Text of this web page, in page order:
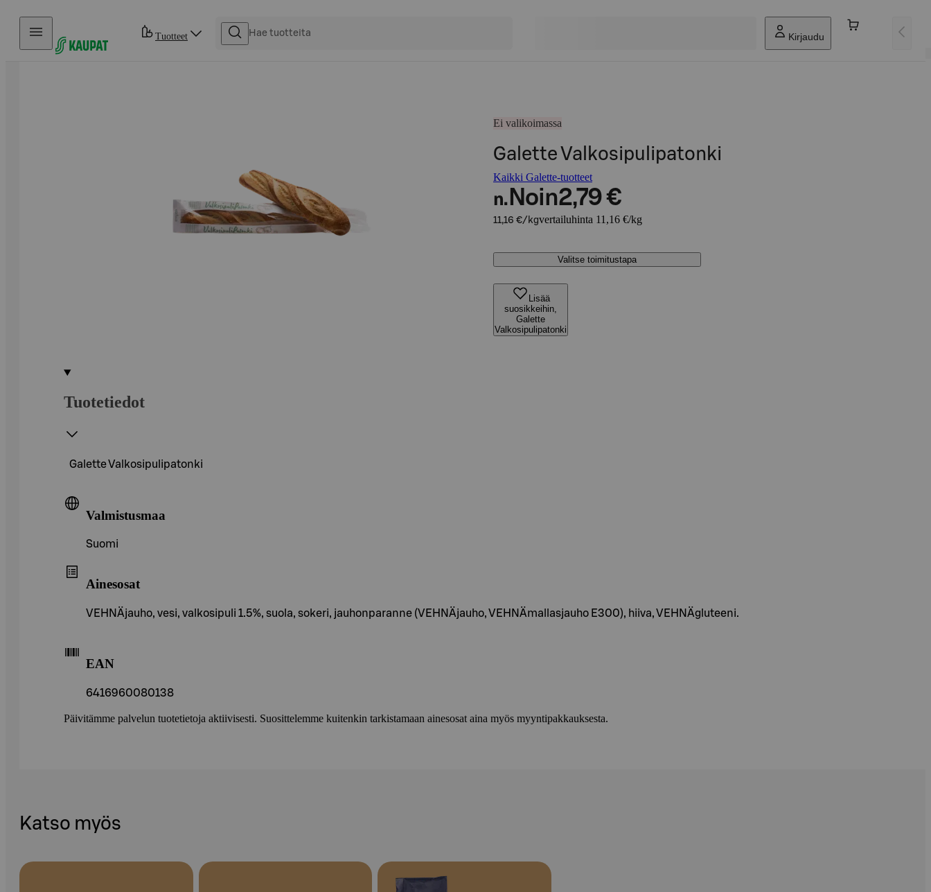
Hyppää sisältöön
Tuotteet Kirjaudu
Ei valikoimassa
Galette Valkosipulipatonki
Kaikki Galette-tuotteet
n. Noin2,79 €
11,16 €/kgvertailuhinta 11,16 €/kg
Valitse toimitustapa
Lisää
suosikkeihin,
Galette
Valkosipulipatonki
Tuotetiedot
Galette Valkosipulipatonki
Valmistusmaa
Suomi
Ainesosat
VEHNÄjauho, vesi, valkosipuli 1.5%, suola, sokeri, jauhonparanne (VEHNÄjauho, VEHNÄmallasjauho E300), hiiva, VEHNÄgluteeni.
EAN
6416960080138
Päivitämme palvelun tuotetietoja aktiivisesti. Suosittelemme kuitenkin tarkistamaan ainesosat aina myös myyntipakkauksesta.
Katso myös